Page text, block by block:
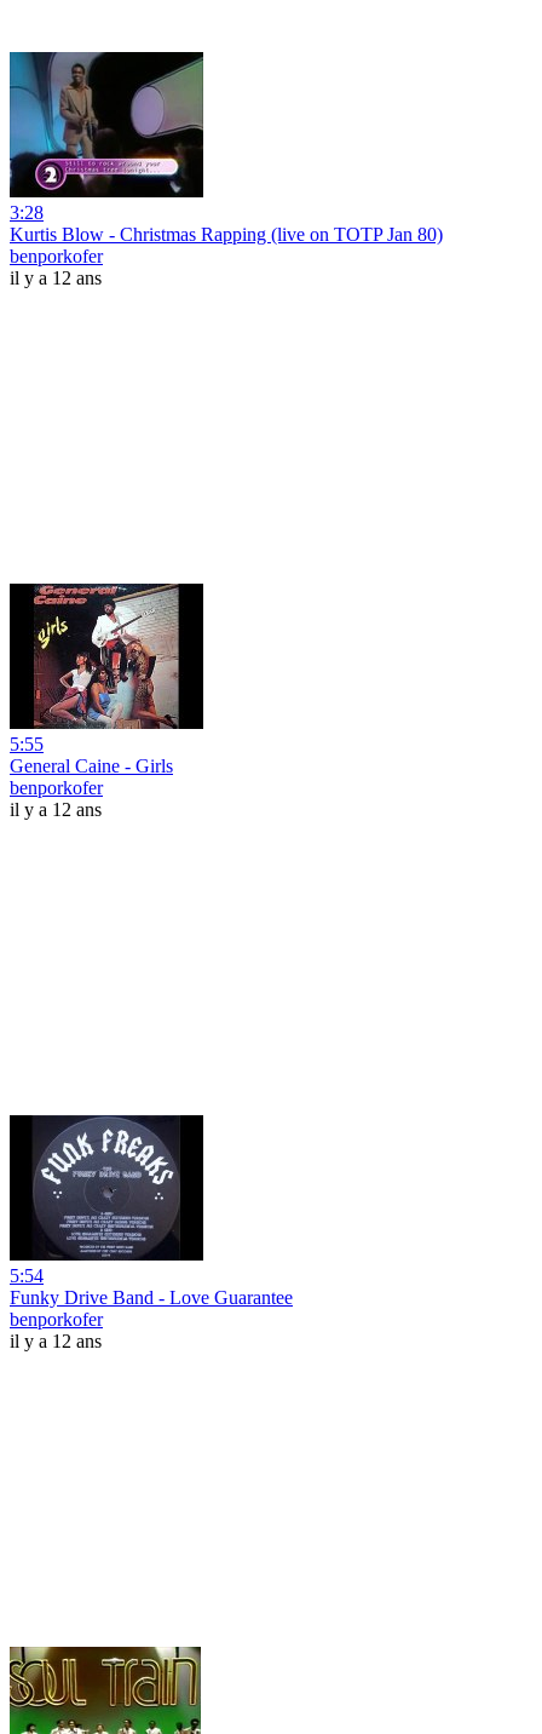
3:28
Kurtis Blow - Christmas Rapping (live on TOTP Jan 80)
benporkofer
il y a 12 ans
5:55
General Caine - Girls
benporkofer
il y a 12 ans
5:54
Funky Drive Band - Love Guarantee
benporkofer
il y a 12 ans